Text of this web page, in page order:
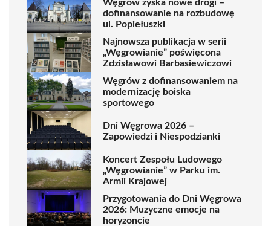
Węgrów zyska nowe drogi –
dofinansowanie na rozbudowę
ul. Popiełuszki
Najnowsza publikacja w serii
„Węgrowianie” poświęcona
Zdzisławowi Barbasiewiczowi
Węgrów z dofinansowaniem na
modernizację boiska
sportowego
Dni Węgrowa 2026 –
Zapowiedzi i Niespodzianki
Koncert Zespołu Ludowego
„Węgrowianie” w Parku im.
Armii Krajowej
Przygotowania do Dni Węgrowa
2026: Muzyczne emocje na
horyzoncie